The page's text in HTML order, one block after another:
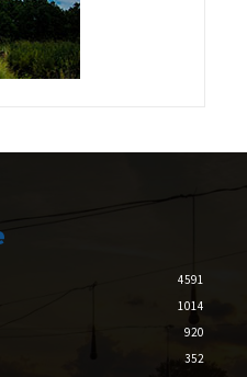
4591
1014
920
352